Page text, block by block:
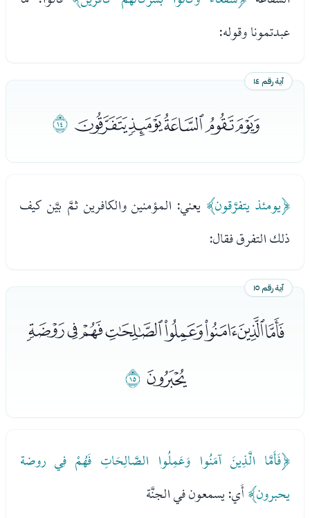
عبدتمونا وقوله:
آية رقم ١٤
ﯭﯮﯯﯰﯱﯲ
﴿يومئذ يتفرَّقون﴾ يعني: المؤمنين والكافرين ثمَّ بيَّن كيف
ذلك التفرق فقال:
آية رقم ١٥
ﯳﯴﯵﯶﯷﯸﯹﯺ
ﯻﯼ
﴿فَأَمَّا الَّذِينَ آمَنُوا وَعَمِلُوا الصَّالِحَاتِ فَهُمْ فِي روضة
يحبرون﴾أَي: يسمعون في الجنَّة